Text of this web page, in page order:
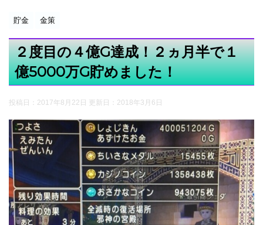
貯金 金策
２度目の４億G達成！２ヵ月半で１
億5000万G貯めました！
投稿日：2017年8月22日 更新日： 2018年3月6日